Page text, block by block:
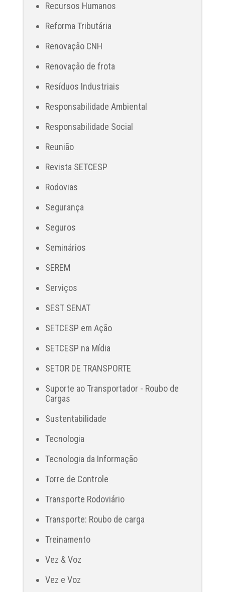
Recursos Humanos
Reforma Tributária
Renovação CNH
Renovação de frota
Resíduos Industriais
Responsabilidade Ambiental
Responsabilidade Social
Reunião
Revista SETCESP
Rodovias
Segurança
Seguros
Seminários
SEREM
Serviços
SEST SENAT
SETCESP em Ação
SETCESP na Mídia
SETOR DE TRANSPORTE
Suporte ao Transportador - Roubo de
Cargas
Sustentabilidade
Tecnologia
Tecnologia da Informação
Torre de Controle
Transporte Rodoviário
Transporte: Roubo de carga
Treinamento
Vez & Voz
Vez e Voz